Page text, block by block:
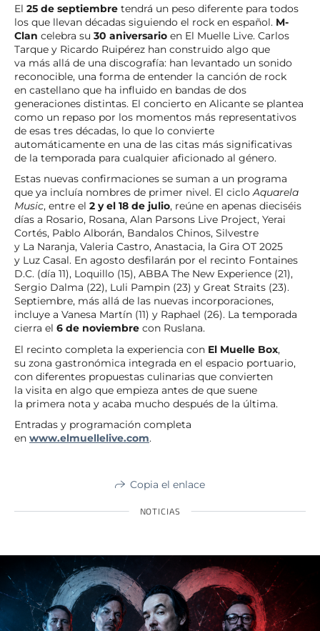
El 25 de septiembre tendrá un peso diferente para todos
los que llevan décadas siguiendo el rock en español. M-
Clan celebra su 30 aniversario en El Muelle Live. Carlos
Tarque y Ricardo Ruipérez han construido algo que
va más allá de una discografía: han levantado un sonido
reconocible, una forma de entender la canción de rock
en castellano que ha influido en bandas de dos
generaciones distintas. El concierto en Alicante se plantea
como un repaso por los momentos más representativos
de esas tres décadas, lo que lo convierte
automáticamente en una de las citas más significativas
de la temporada para cualquier aficionado al género.
Estas nuevas confirmaciones se suman a un programa
que ya incluía nombres de primer nivel. El cicloAquarela
Music, entre el 2 y el 18 de julio, reúne en apenas dieciséis
días a Rosario, Rosana, Alan Parsons Live Project, Yerai
Cortés, Pablo Alborán, Bandalos Chinos, Silvestre
y La Naranja, Valeria Castro, Anastacia, la Gira OT 2025
y Luz Casal. En agosto desfilarán por el recinto Fontaines
D.C. (día 11), Loquillo (15), ABBA The New Experience (21),
Sergio Dalma (22), Luli Pampin (23) y Great Straits (23).
Septiembre, más allá de las nuevas incorporaciones,
incluye a Vanesa Martín (11) y Raphael (26). La temporada
cierra el 6 de noviembre con Ruslana.
El recinto completa la experiencia con El Muelle Box,
su zona gastronómica integrada en el espacio portuario,
con diferentes propuestas culinarias que convierten
la visita en algo que empieza antes de que suene
la primera nota y acaba mucho después de la última.
Entradas y programación completa
en www.elmuellelive.com.
Copia el enlace
NOTICIAS